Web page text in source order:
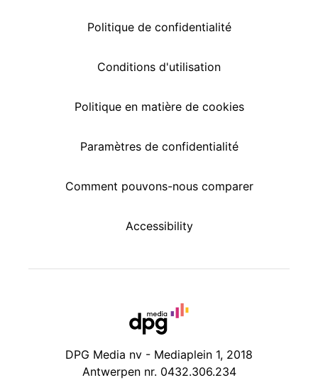
Politique de confidentialité
Conditions d'utilisation
Politique en matière de cookies
Paramètres de confidentialité
Comment pouvons-nous comparer
Accessibility
DPG Media nv - Mediaplein 1, 2018
Antwerpen nr. 0432.306.234